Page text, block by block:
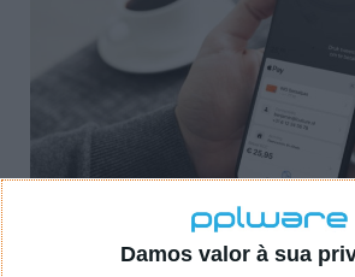
Damos valor à sua